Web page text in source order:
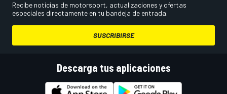
Recibe noticias de motorsport, actualizaciones y ofertas
especiales directamente en tu bandeja de entrada.
SUSCRIBIRSE
Descarga tus aplicaciones